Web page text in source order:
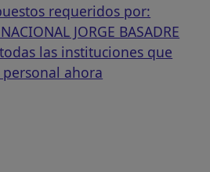
requeridos por:
JORGE BASADRE
las instituciones que
ahora